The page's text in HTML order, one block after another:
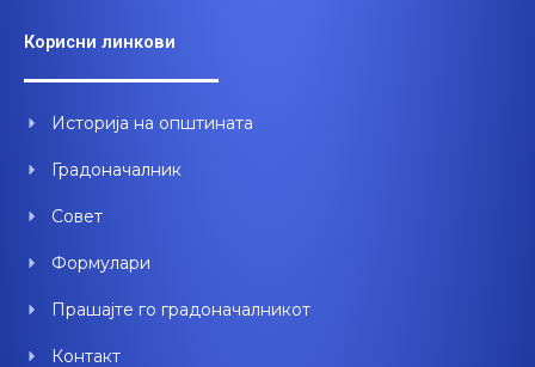
b
o
k
u
b
e
d
n
Корисни линкови
Историја на општината
Градоначалник
Совет
Формулари
Прашајте го градоначалникот
Контакт